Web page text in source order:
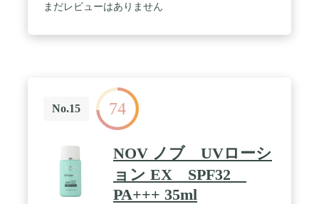
まだレビューはありません
No.15 74
NOV ノブ UVローシ
ョン EX SPF32
PA+++ 35ml